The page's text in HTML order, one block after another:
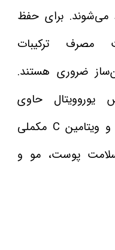
می‌شوند. برای حفظ
ترکیبات
ضروری هستند.
یوروویتال حاوی
هیالورونیک‌اسید، کلاژن، بیوتین و ویتامین C مکملی
پوست، مو و